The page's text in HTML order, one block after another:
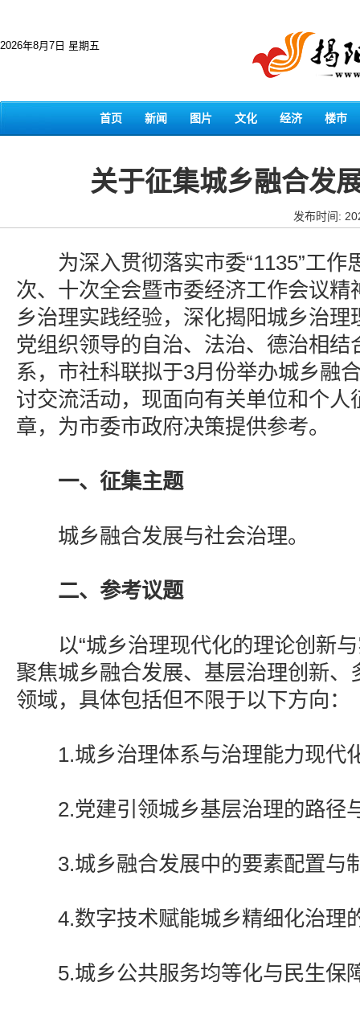
2026年8月7日 星期五
首页 新闻 图片 文化 经济 楼市
关于征集城乡融合发
发布时间:
为深入贯彻落实市委“1135”工作
次、十次全会暨市委经济工作会议精
乡治理实践经验，深化揭阳城乡治理
党组织领导的自治、法治、德治相结
系，市社科联拟于3月份举办城乡融
讨交流活动，现面向有关单位和个人
章，为市委市政府决策提供参考。
一、征集主题
城乡融合发展与社会治理。
二、参考议题
以“城乡治理现代化的理论创新与
聚焦城乡融合发展、基层治理创新、
领域，具体包括但不限于以下方向：
1.城乡治理体系与治理能力现代
2.党建引领城乡基层治理的路径
3.城乡融合发展中的要素配置与
4.数字技术赋能城乡精细化治理
5.城乡公共服务均等化与民生保